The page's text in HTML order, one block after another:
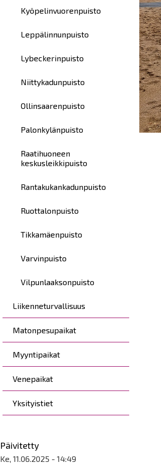
Kyöpelinvuorenpuisto
Leppälinnunpuisto
Lybeckerinpuisto
Niittykadunpuisto
Ollinsaarenpuisto
Palonkylänpuisto
Raatihuoneen
keskusleikkipuisto
Rantakukankadunpuisto
Ruottalonpuisto
Tikkamäenpuisto
Varvinpuisto
Vilpunlaaksonpuisto
Liikenneturvallisuus
Matonpesupaikat
Myyntipaikat
Venepaikat
Yksityistiet
Päivitetty
Ke, 11.06.2025 - 14:49